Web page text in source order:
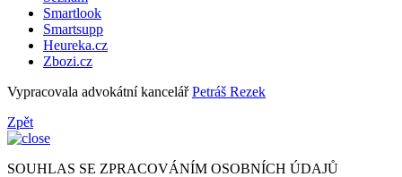
Smartlook
Smartsupp
Heureka.cz
Zbozi.cz
Vypracovala advokátní kancelářPetráš Rezek
Zpět
SOUHLAS SE ZPRACOVÁNÍM OSOBNÍCH ÚDAJŮ